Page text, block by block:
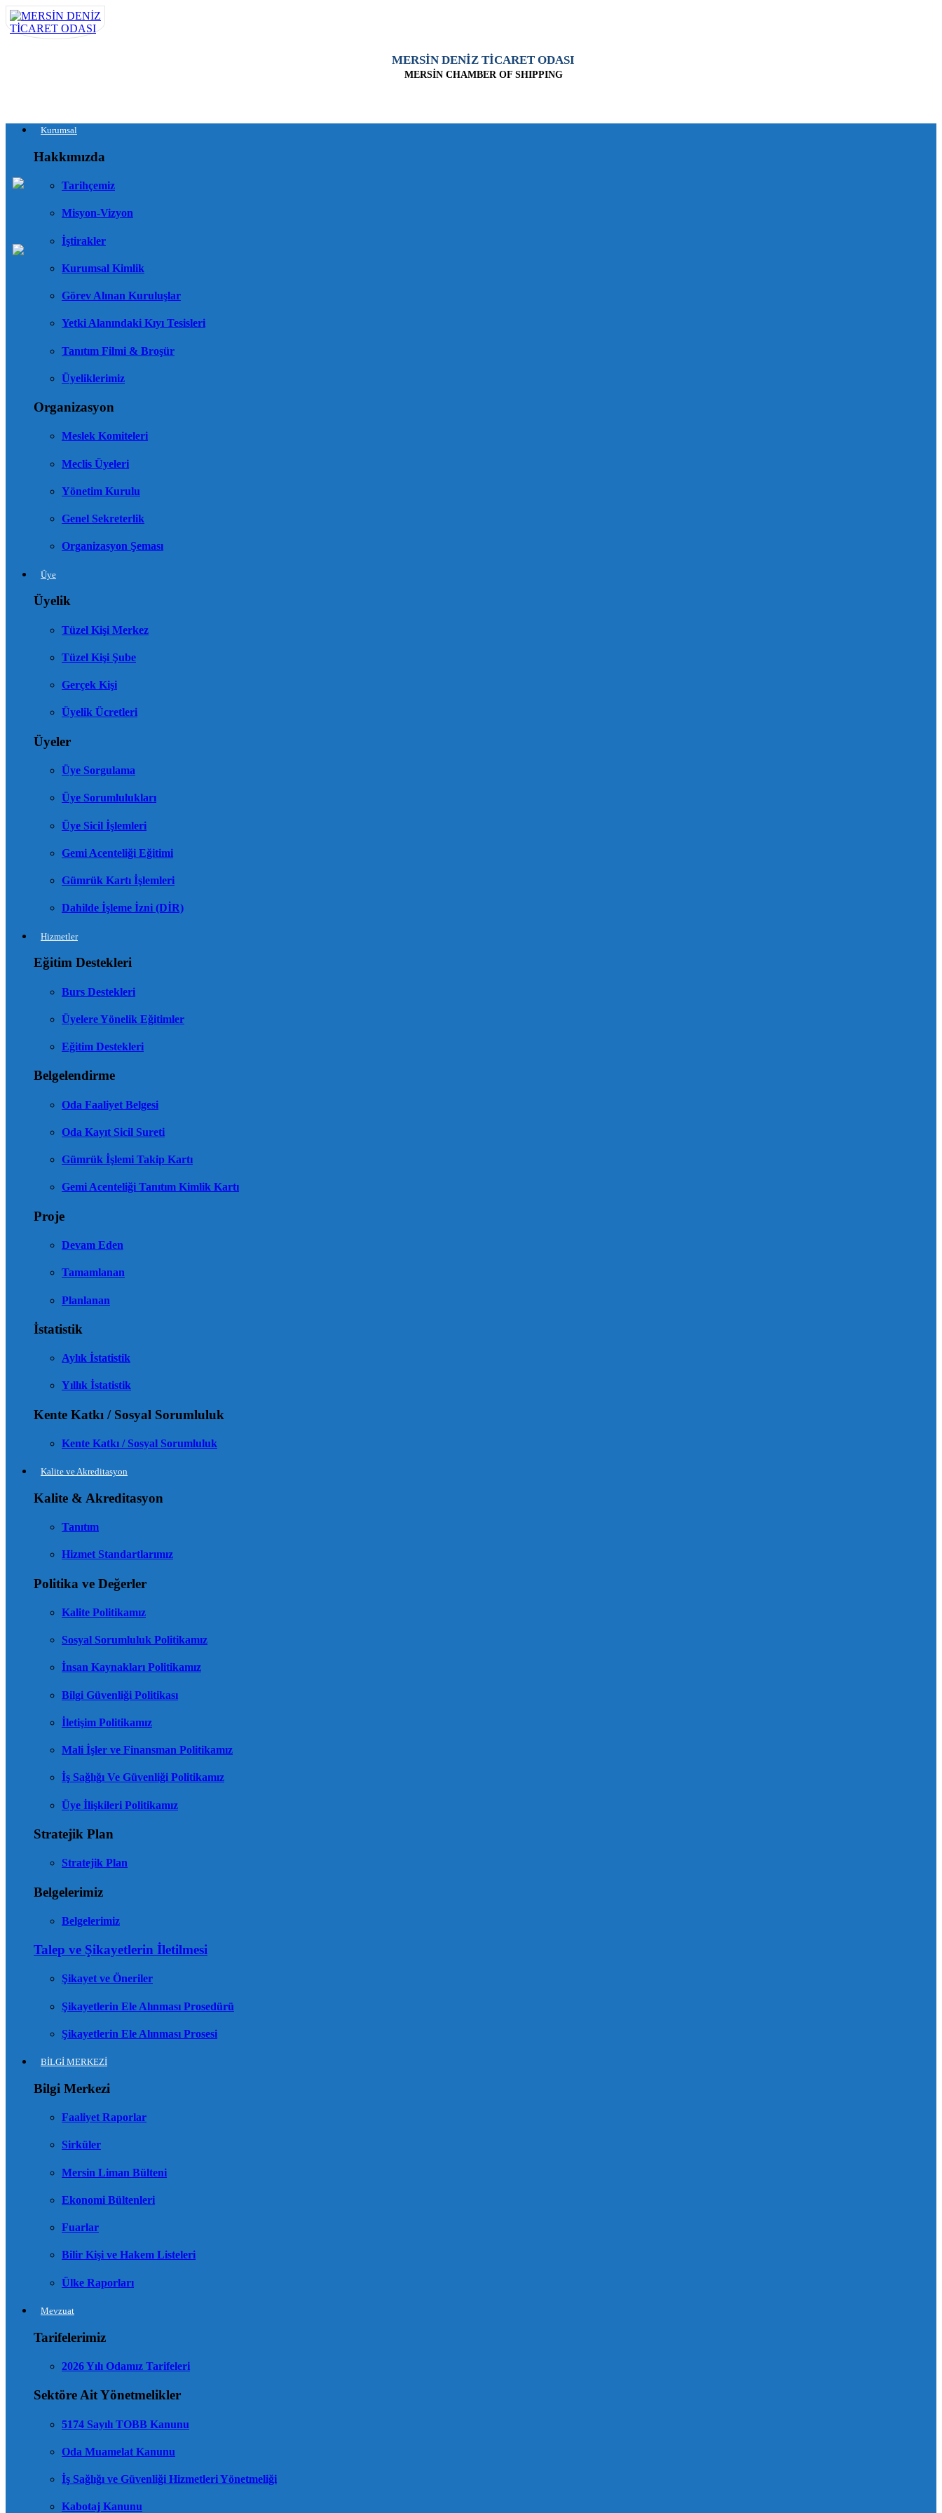
MERSİN DENİZ TİCARET ODASI
MERSİN CHAMBER OF SHIPPING
Kurumsal
Hakkımızda
Tarihçemiz
Misyon-Vizyon
İştirakler
Kurumsal Kimlik
Görev Alınan Kuruluşlar
Yetki Alanındaki Kıyı Tesisleri
Tanıtım Filmi & Broşür
Üyeliklerimiz
Organizasyon
Meslek Komiteleri
Meclis Üyeleri
Yönetim Kurulu
Genel Sekreterlik
Organizasyon Şeması
Üye
Üyelik
Tüzel Kişi Merkez
Tüzel Kişi Şube
Gerçek Kişi
Üyelik Ücretleri
Üyeler
Üye Sorgulama
Üye Sorumlulukları
Üye Sicil İşlemleri
Gemi Acenteliği Eğitimi
Gümrük Kartı İşlemleri
Dahilde İşleme İzni (DİR)
Hizmetler
Eğitim Destekleri
Burs Destekleri
Üyelere Yönelik Eğitimler
Eğitim Destekleri
Belgelendirme
Oda Faaliyet Belgesi
Oda Kayıt Sicil Sureti
Gümrük İşlemi Takip Kartı
Gemi Acenteliği Tanıtım Kimlik Kartı
Proje
Devam Eden
Tamamlanan
Planlanan
İstatistik
Aylık İstatistik
Yıllık İstatistik
Kente Katkı / Sosyal Sorumluluk
Kente Katkı / Sosyal Sorumluluk
Kalite ve Akreditasyon
Kalite & Akreditasyon
Tanıtım
Hizmet Standartlarımız
Politika ve Değerler
Kalite Politikamız
Sosyal Sorumluluk Politikamız
İnsan Kaynakları Politikamız
Bilgi Güvenliği Politikası
İletişim Politikamız
Mali İşler ve Finansman Politikamız
İş Sağlığı Ve Güvenliği Politikamız
Üye İlişkileri Politikamız
Stratejik Plan
Stratejik Plan
Belgelerimiz
Belgelerimiz
Talep ve Şikayetlerin İletilmesi
Şikayet ve Öneriler
Şikayetlerin Ele Alınması Prosedürü
Şikayetlerin Ele Alınması Prosesi
BİLGİ MERKEZİ
Bilgi Merkezi
Faaliyet Raporlar
Sirküler
Mersin Liman Bülteni
Ekonomi Bültenleri
Fuarlar
Bilir Kişi ve Hakem Listeleri
Ülke Raporları
Mevzuat
Tarifelerimiz
2026 Yılı Odamız Tarifeleri
Sektöre Ait Yönetmelikler
5174 Sayılı TOBB Kanunu
Oda Muamelat Kanunu
İş Sağlığı ve Güvenliği Hizmetleri Yönetmeliği
Kabotaj Kanunu